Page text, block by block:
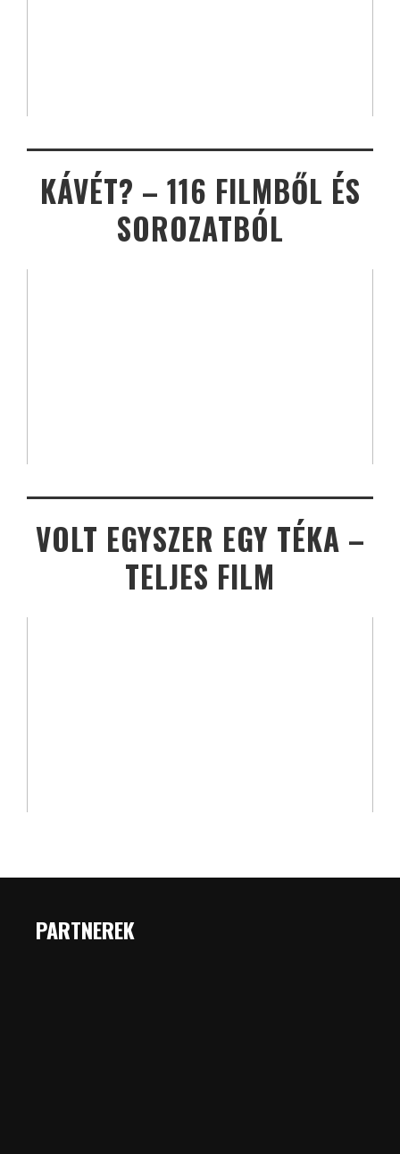
KÁVÉT? – 116 FILMBŐL ÉS
SOROZATBÓL
VOLT EGYSZER EGY TÉKA –
TELJES FILM
PARTNEREK